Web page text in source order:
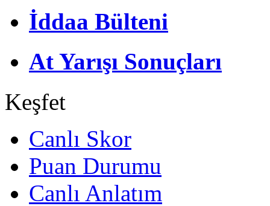
İddaa Bülteni
At Yarışı Sonuçları
Keşfet
Canlı Skor
Puan Durumu
Canlı Anlatım